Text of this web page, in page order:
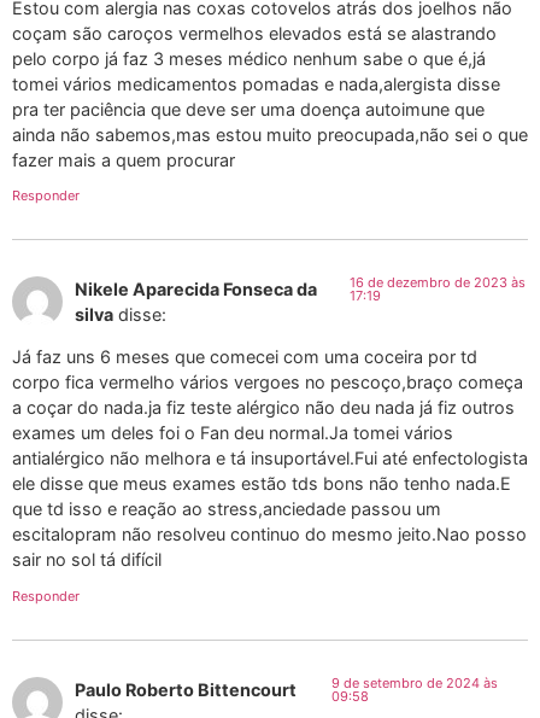
Estou com alergia nas coxas cotovelos atrás dos joelhos não
coçam são caroços vermelhos elevados está se alastrando
pelo corpo já faz 3 meses médico nenhum sabe o que é,já
tomei vários medicamentos pomadas e nada,alergista disse
pra ter paciência que deve ser uma doença autoimune que
ainda não sabemos,mas estou muito preocupada,não sei o que
fazer mais a quem procurar
Responder
Nikele Aparecida Fonseca da
silva disse:
16 de dezembro de 2023 às
17:19
Já faz uns 6 meses que comecei com uma coceira por td
corpo fica vermelho vários vergoes no pescoço,braço começa
a coçar do nada.ja fiz teste alérgico não deu nada já fiz outros
exames um deles foi o Fan deu normal.Ja tomei vários
antialérgico não melhora e tá insuportável.Fui até enfectologista
ele disse que meus exames estão tds bons não tenho nada.E
que td isso e reação ao stress,anciedade passou um
escitalopram não resolveu continuo do mesmo jeito.Nao posso
sair no sol tá difícil
Responder
Paulo Roberto Bittencourt
9 de setembro de 2024 às
09:58